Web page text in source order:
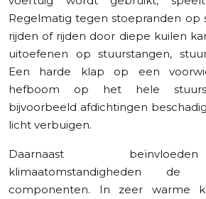
Regelmatig tegen stoepranden op
rijden of rijden door diepe kuilen
uitoefenen op stuurstangen,
Een harde klap op een
hefboom op het hele
bijvoorbeeld afdichtingen
licht verbuigen.
Daarnaast
klimaatomstandigheden de
componenten. In zeer warme